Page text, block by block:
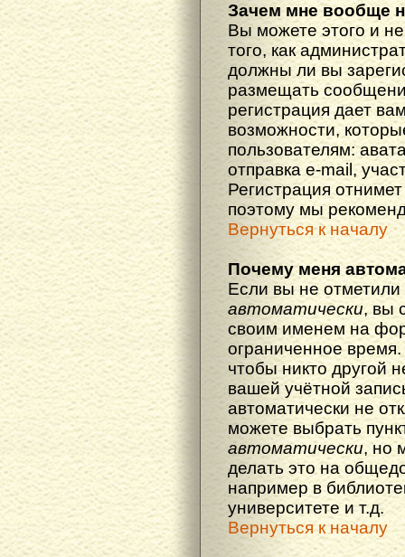
Зачем мне вообще
Вы можете этого и
того, как
должны ли вы
размещать
регистрация дает
возможности,
пользователям:
отправка e-mail,
Регистрация
поэтому мы
Вернуться к началу
Почему меня
Если вы не отметили
автоматически, вы
своим именем на
ограниченное
чтобы никто другой
вашей учётной
автоматически не
можете выбрать
автоматически, но
делать это на
например в
университете и т.д.
Вернуться к началу